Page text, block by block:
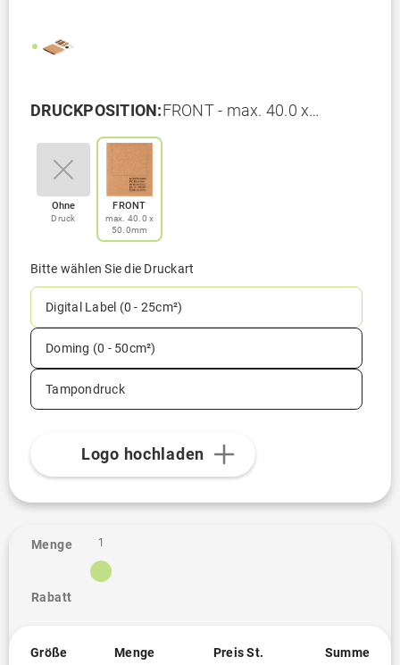
DRUCKPOSITION:FRONT - max. 40.0 x
Ohne
Druck
FRONT
max. 40.0 x
50.0mm
Bitte wählen Sie die Druckart
Digital Label (0 - 25cm²)
Doming (0 - 50cm²)
Tampondruck
Logo hochladen
Menge
Rabatt
1
Größe Menge Preis St. Summe